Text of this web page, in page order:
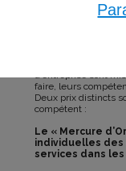
faire, leurs
Deux prix distincts
compétent :
Le « Mercure
individuelles
services dans